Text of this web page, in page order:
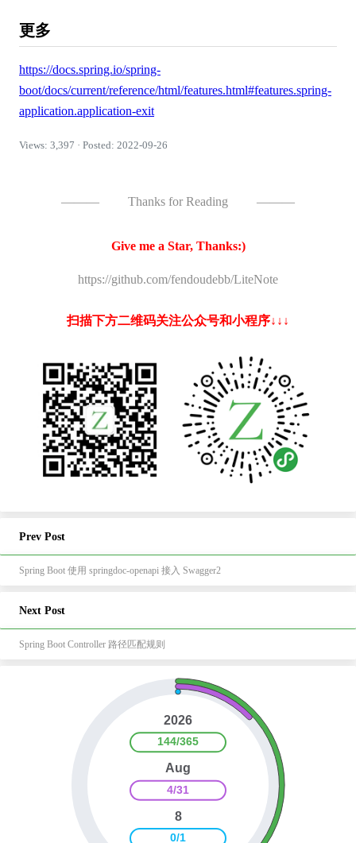
更多
https://docs.spring.io/spring-
boot/docs/current/reference/html/features.html#features.spring-
application.application-exit
Views: 3,397 · Posted: 2022-09-26
——— Thanks for Reading ———
Give me a Star, Thanks:)
https://github.com/fendoudebb/LiteNote
扫描下方二维码关注公众号和小程序↓↓↓
Prev Post
Spring Boot 使用 springdoc-openapi 接入 Swagger2
Next Post
Spring Boot Controller 路径匹配规则